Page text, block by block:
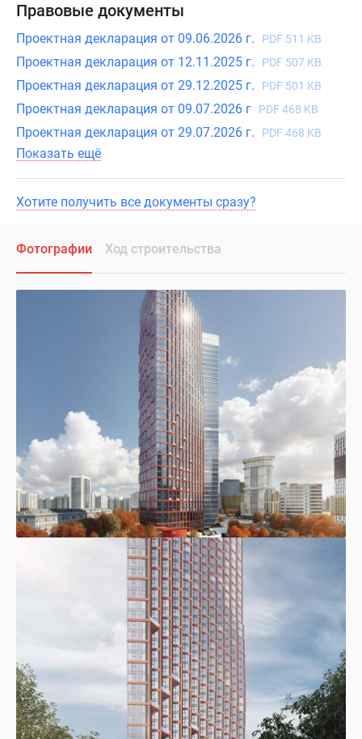
Правовые документы
Проектная декларация от 09.06.2026 г. PDF 511 KB
Проектная декларация от 12.11.2025 г. PDF 507 KB
Проектная декларация от 29.12.2025 г. PDF 501 KB
Проектная декларация от 09.07.2026 г PDF 468 KB
Проектная декларация от 29.07.2026 г. PDF 468 KB
Показать ещё
Хотите получить все документы сразу?
Фотографии Ход строительства